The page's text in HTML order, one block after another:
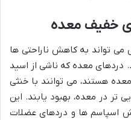
خفیف معده
می تواند به کاهش ناراحتی ها
معده که ناشی از اسید
هستند، می توانند با خنثی
تر در معده، بهبود یابند. این
اسپاسم ها و دردهای عضلات